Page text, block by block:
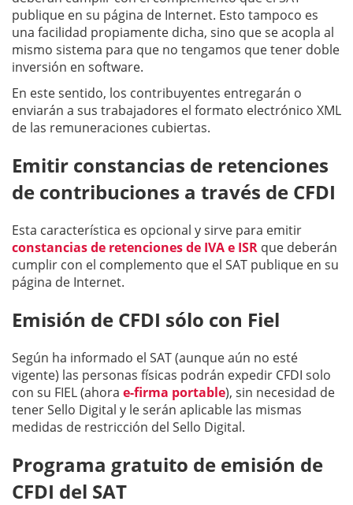
publique en su página de Internet. Esto tampoco es
una facilidad propiamente dicha, sino que se acopla al
mismo sistema para que no tengamos que tener doble
inversión en software.
En este sentido, los contribuyentes entregarán o
enviarán a sus trabajadores el formato electrónico XML
de las remuneraciones cubiertas.
Emitir constancias de retenciones
de contribuciones a través de CFDI
Esta característica es opcional y sirve para emitir
constancias de retenciones de IVA e ISR que deberán
cumplir con el complemento que el SAT publique en su
página de Internet.
Emisión de CFDI sólo con Fiel
Según ha informado el SAT (aunque aún no esté
vigente) las personas físicas podrán expedir CFDI solo
con su FIEL (ahora e-firma portable), sin necesidad de
tener Sello Digital y le serán aplicable las mismas
medidas de restricción del Sello Digital.
Programa gratuito de emisión de
CFDI del SAT